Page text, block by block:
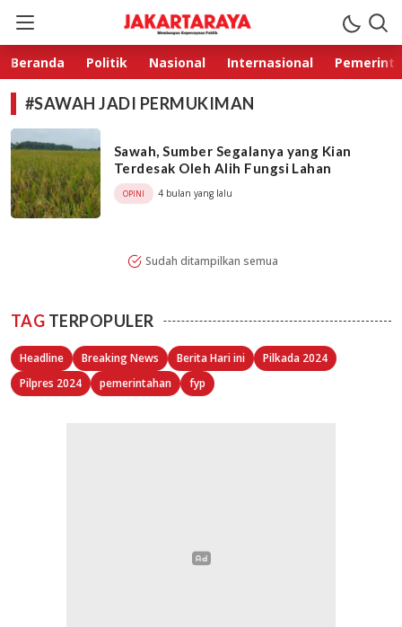
Jakarta Raya
Membangun Kepercayaan Publik
Beranda Politik Nasional Internasional
#SAWAH JADI PERMUKIMAN
Sawah, Sumber Segalanya yang Kian
Terdesak Oleh Alih Fungsi Lahan
OPINI 4 bulan yang lalu
Sudah ditampilkan semua
TAG TERPOPULER
Headline Breaking News Berita Hari ini
Pilkada 2024
Pilpres 2024
pemerintahan fyp